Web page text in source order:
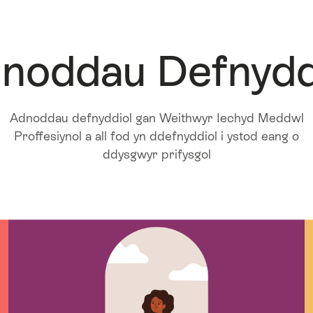
Adnoddau defnyddiol gan Weithwyr Iechyd Meddwl
Proffesiynol a all fod yn ddefnyddiol i ystod eang o
ddysgwyr prifysgol